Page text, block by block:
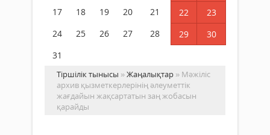
17
18 19 20 21 22
23
24
25 26 27 28 29
30
31
Тіршілік тынысы »Жаңалықтар » Мәжіліс
архив қызметкерлерінің әлеуметтік
жағдайын жақсартатын заң жобасын
қарайды